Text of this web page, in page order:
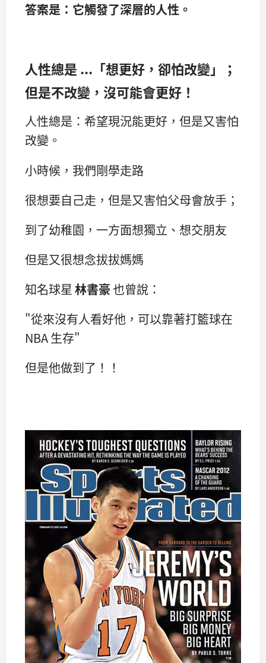
答案是：它觸發了深層的人性。
人性總是 ...「想更好，卻怕改變」；
但是不改變，沒可能會更好！
人性總是：希望現況能更好，但是又害怕
改變。
小時候，我們剛學走路
很想要自己走，但是又害怕父母會放手；
到了幼稚園，一方面想獨立、想交朋友
但是又很想念拔拔媽媽
知名球星林書豪也曾說：
"從來沒有人看好他，可以靠著打籃球在
NBA 生存"
但是他做到了！！